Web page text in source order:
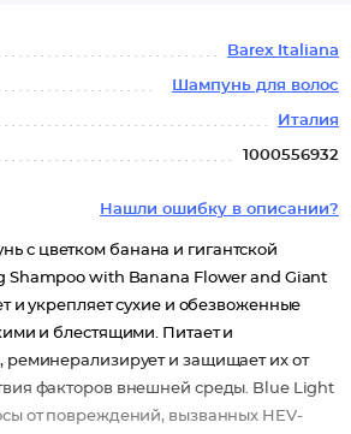
Barex Italiana
Шампунь для волос
Италия
1000556932
Нашли ошибку в описании?
с цветком банана и гигантской
Shampoo with Banana Flower and Giant
и укрепляет сухие и обезвоженные
и блестящими. Питает и
реминерализирует и защищает их от
факторов внешней среды. Blue Light
от повреждений, вызванных HEV-